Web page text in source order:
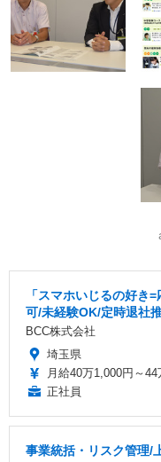
「スマホいじるの好き
可/未経験OK/定時退社
BCC株式会社
埼玉県
月給40万1,000円～44
正社員
事業統括・リスク管理/